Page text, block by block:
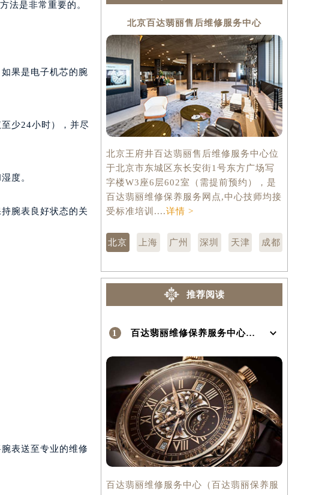
法是非常重要的。
果是电子机芯的腕
少24小时），并尽
度。
腕表良好状态的关
表送至专业的维修
北京百达翡丽售后维修服务中心
北京王府井百达翡丽售后维修服务中心位
于北京市东城区东长安街1号东方广场写
字楼W3座6层602室（需提前预约），是
百达翡丽维修保养服务网点,中心技师均接
受标准培训....详情 >
北京 上海 广州 深圳 天津 成都
推荐阅读
1 百达翡丽维修保养服务中心介绍 | PatekPhilippe
百达翡丽维修服务中心（百达翡丽保养服